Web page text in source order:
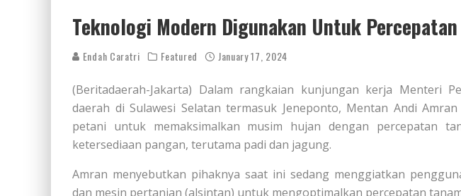
Teknologi Modern Digunakan Untuk Percepatan
Endah Caratri Featured January 17, 2024
(Beritadaerah-Jakarta) Dalam rangkaian kunjungan kerja Menteri
daerah di Sulawesi Selatan termasuk Jeneponto, Mentan Andi
petani untuk memaksimalkan musim hujan dengan percepatan
ketersediaan pangan, terutama padi dan jagung.
Amran menyebutkan pihaknya saat ini sedang menggiatkan
dan mesin pertanian (alsintan) untuk mengoptimalkan percepatan